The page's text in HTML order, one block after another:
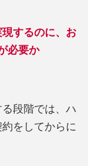
するのに、お
必要か
段階では、ハ
をしてからに